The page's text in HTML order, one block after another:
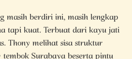
masih berdiri ini, masih lengkap
tapi kuat. Terbuat dari kayu jati
Thony melihat sisa struktur